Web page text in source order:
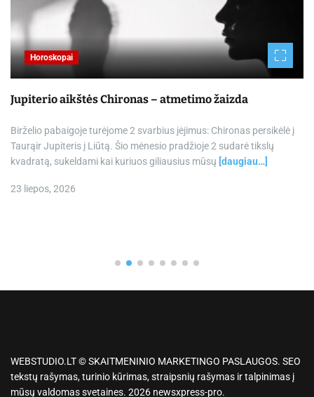
Horoskopai
Jupiterio aikštės Chironas – atmetimo žaizda
Birželio pabaigoje turėjome 2 svarbius įėjimus: Chironas persikėlė į
Taurąir Jupiteris į Liūtą. Šio mėnesio pradžioje 2 sudarė tikslų
kvadratą, sukeldami kai kuriuos giliausius mūsų [daugiau…]
23 liepos, 2026
WEBSTUDIO.LT © SKAITMENINIO MARKETINGO PASLAUGOS. SEO
tekstų rašymas, turinio kūrimas, straipsnių rašymas ir talpinimas į
mūsų valdomas svetaines. 2026 newsxpress-pro.